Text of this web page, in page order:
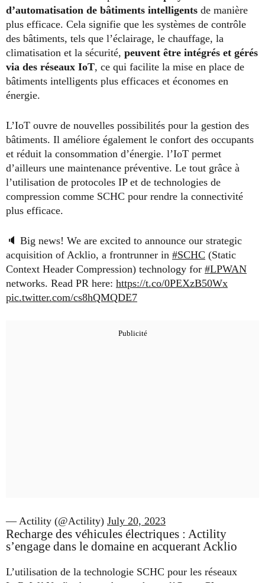
d’automatisation de bâtiments intelligents de manière
plus efficace. Cela signifie que les systèmes de contrôle
des bâtiments, tels que l’éclairage, le chauffage, la
climatisation et la sécurité, peuvent être intégrés et gérés
via des réseaux IoT, ce qui facilite la mise en place de
bâtiments intelligents plus efficaces et économes en
énergie.
L’IoT ouvre de nouvelles possibilités pour la gestion des
bâtiments. Il améliore également le confort des occupants
et réduit la consommation d’énergie. l’IoT permet
d’ailleurs une maintenance préventive. Le tout grâce à
l’utilisation de protocoles IP et de technologies de
compression comme SCHC pour rendre la connectivité
plus efficace.
🔈 Big news! We are excited to announce our strategic
acquisition of Acklio, a frontrunner in #SCHC (Static
Context Header Compression) technology for #LPWAN
networks. Read PR here: https://t.co/0PEXzB50Wx
pic.twitter.com/cs8hQMQDE7
— Actility (@Actility) July 20, 2023
Recharge des véhicules électriques : Actility
s’engage dans le domaine en acquerant Acklio
L’utilisation de la technologie SCHC pour les réseaux